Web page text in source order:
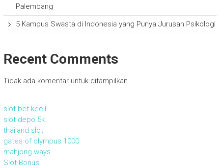
Palembang
5 Kampus Swasta di Indonesia yang Punya Jurusan Psikologi
Recent Comments
Tidak ada komentar untuk ditampilkan.
slot bet kecil
slot depo 5k
thailand slot
gates of olympus 1000
mahjong ways
Slot Bonus